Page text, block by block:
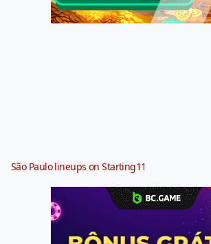
São Paulo lineups on Starting11